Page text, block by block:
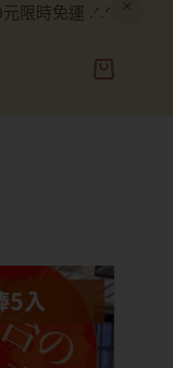
限時免運 .ᐟ.ᐟ